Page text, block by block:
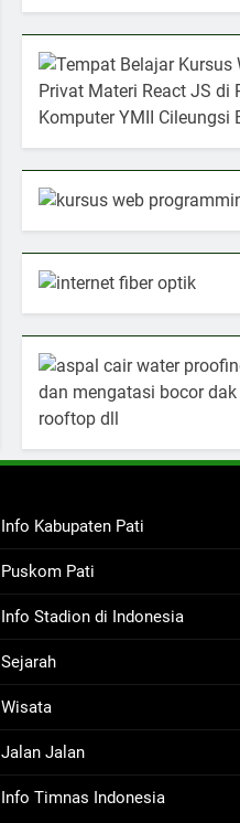
Info Kabupaten Pati
Puskom Pati
Info Stadion di Indonesia
Sejarah
Wisata
Jalan Jalan
Info Timnas Indonesia